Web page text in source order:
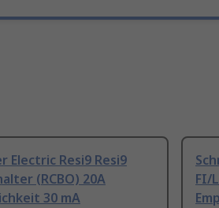
Electric Resi9 Resi9
(RCBO) 20A
30 mA
FI/